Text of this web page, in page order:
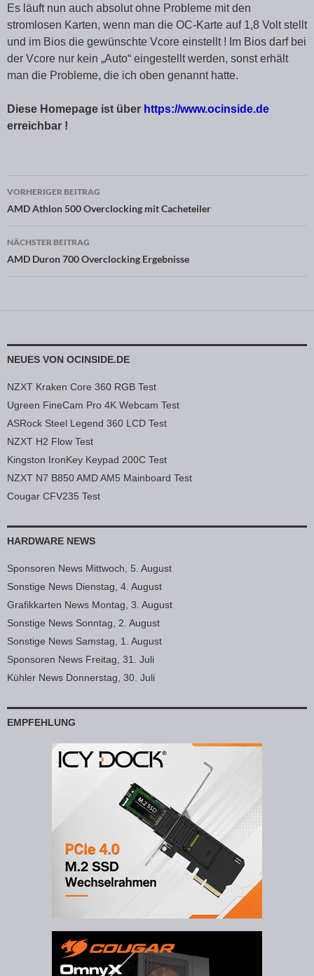
Es läuft nun auch absolut ohne Probleme mit den
stromlosen Karten, wenn man die OC-Karte auf 1,8 Volt stellt
und im Bios die gewünschte Vcore einstellt ! Im Bios darf bei
der Vcore nur kein „Auto“ eingestellt werden, sonst erhält
man die Probleme, die ich oben genannt hatte.
Diese Homepage ist über https://www.ocinside.de
erreichbar !
Beitragsnavigation
VORHERIGER BEITRAG
AMD Athlon 500 Overclocking mit Cacheteiler
NÄCHSTER BEITRAG
AMD Duron 700 Overclocking Ergebnisse
NEUES VON OCINSIDE.DE
NZXT Kraken Core 360 RGB Test
Ugreen FineCam Pro 4K Webcam Test
ASRock Steel Legend 360 LCD Test
NZXT H2 Flow Test
Kingston IronKey Keypad 200C Test
NZXT N7 B850 AMD AM5 Mainboard Test
Cougar CFV235 Test
HARDWARE NEWS
Sponsoren News Mittwoch, 5. August
Sonstige News Dienstag, 4. August
Grafikkarten News Montag, 3. August
Sonstige News Sonntag, 2. August
Sonstige News Samstag, 1. August
Sponsoren News Freitag, 31. Juli
Kühler News Donnerstag, 30. Juli
EMPFEHLUNG